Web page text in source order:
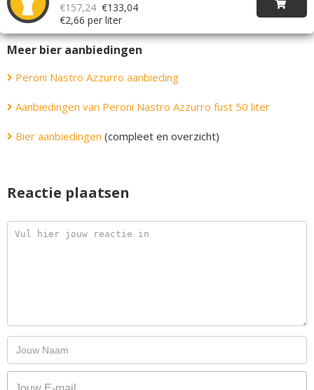
€157,24 €133,04
€2,66 per liter
Meer bier aanbiedingen
Peroni Nastro Azzurro aanbieding
Aanbiedingen van Peroni Nastro Azzurro fust 50 liter
Bier aanbiedingen (compleet en overzicht)
Reactie plaatsen